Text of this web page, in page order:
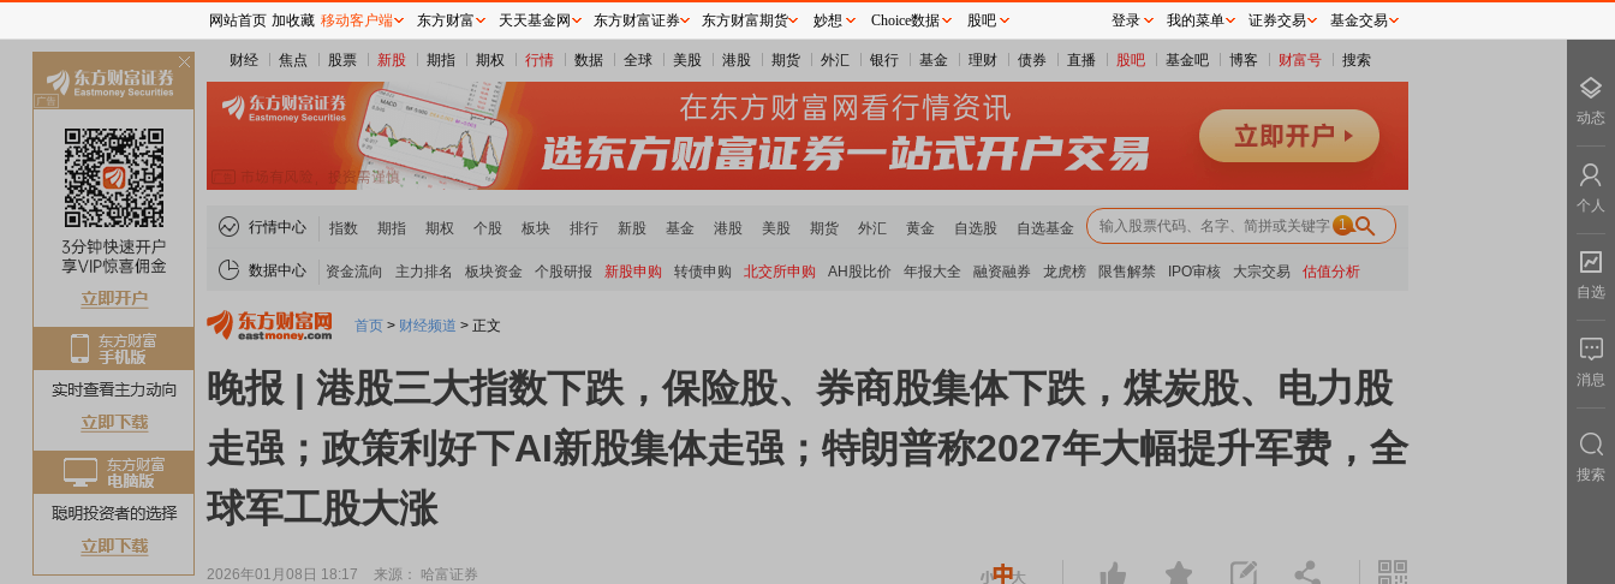
财经 焦点 股票 新股 期指 期权 行情 数据 全球 美股 港股 期货 外汇 银行 基金 理财 债券 直播 股吧 基金吧 博客 财富号 搜索
行情中心 指数 期指 期权 个股 板块 排行 新股 基金 港股 美股 期货 外汇 黄金 自选股 自选基金 1
数据中心 资金流向 主力排名 板块资金 个股研报 新股申购 转债申购 北交所申购 AH股比价 年报大全 融资融券 龙虎榜 限售解禁 IPO审核 大宗交易 估值分析
首页 > 财经频道 > 正文
晚报 | 港股三大指数下跌，保险股、券商股集体下跌，煤炭股、电力股
走强；政策利好下AI新股集体走强；特朗普称2027年大幅提升军费，全
球军工股大涨
2026年01月08日 18:17 来源： 哈富证券
网站首页 加收藏 移动客户端 东方财富 天天基金网 东方财富证券 东方财富期货 妙想 Choice数据 股吧 登录 我的菜单 证券交易 基金交易
动态
个人
自选
消息
搜索
关